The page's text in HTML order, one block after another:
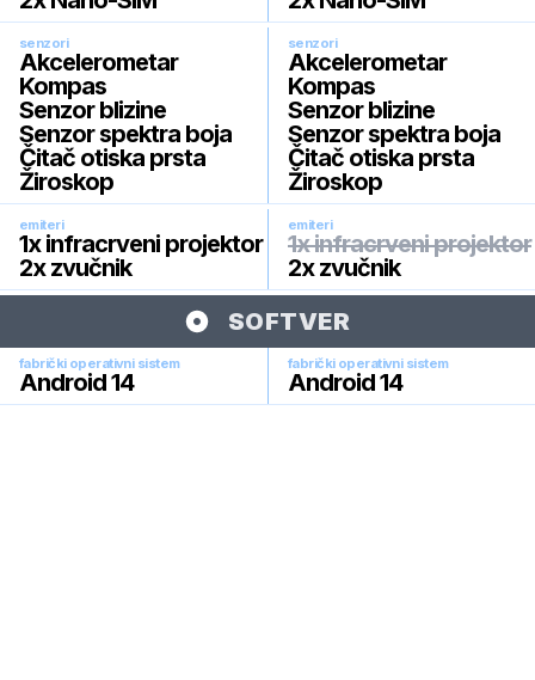
senzori
Akcelerometar
Kompas
Senzor blizine
Senzor spektra boja
Čitač otiska prsta
Žiroskop
senzori
Akcelerometar
Kompas
Senzor blizine
Senzor spektra boja
Čitač otiska prsta
Žiroskop
emiteri
1x infracrveni projektor
2x zvučnik
emiteri
1x infracrveni projektor
2x zvučnik
SOFTVER
fabrički operativni sistem
Android 14
fabrički operativni sistem
Android 14